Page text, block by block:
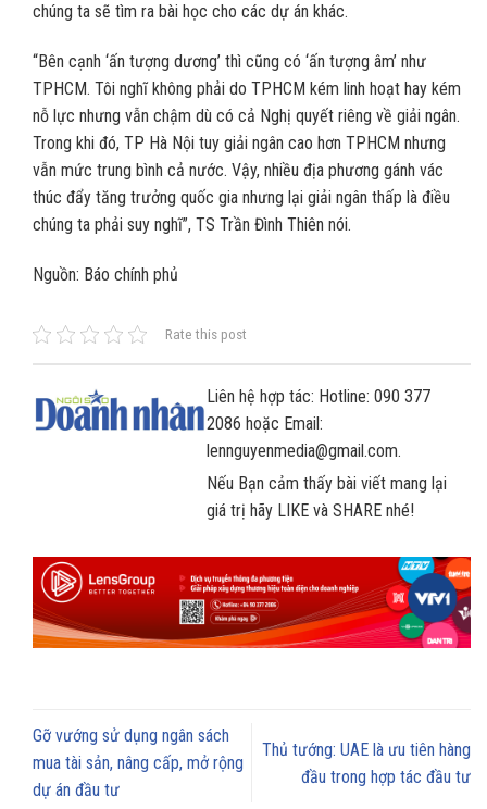
chúng ta sẽ tìm ra bài học cho các dự án khác.
“Bên cạnh ‘ấn tượng dương’ thì cũng có ‘ấn tượng âm’ như
TPHCM. Tôi nghĩ không phải do TPHCM kém linh hoạt hay kém
nỗ lực nhưng vẫn chậm dù có cả Nghị quyết riêng về giải ngân.
Trong khi đó, TP Hà Nội tuy giải ngân cao hơn TPHCM nhưng
vẫn mức trung bình cả nước. Vậy, nhiều địa phương gánh vác
thúc đẩy tăng trưởng quốc gia nhưng lại giải ngân thấp là điều
chúng ta phải suy nghĩ”, TS Trần Đình Thiên nói.
Nguồn: Báo chính phủ
Rate this post
Liên hệ hợp tác: Hotline: 090 377
2086 hoặc Email:
lennguyenmedia@gmail.com.
Nếu Bạn cảm thấy bài viết mang lại
giá trị hãy LIKE và SHARE nhé!
Gỡ vướng sử dụng ngân sách
mua tài sản, nâng cấp, mở rộng
dự án đầu tư
Thủ tướng: UAE là ưu tiên hàng
đầu trong hợp tác đầu tư